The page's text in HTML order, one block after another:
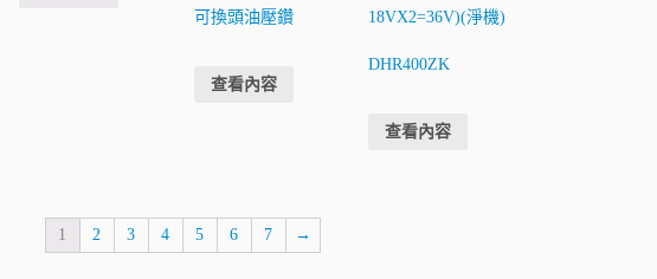
可換頭油壓鑽
查看內容
18VX2=36V)(淨機)
DHR400ZK
查看內容
1 2 3 4 5 6 7 →